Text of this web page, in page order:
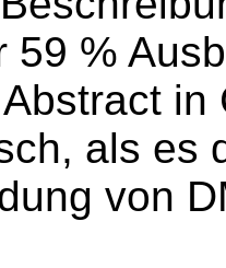
59 %
als es
von